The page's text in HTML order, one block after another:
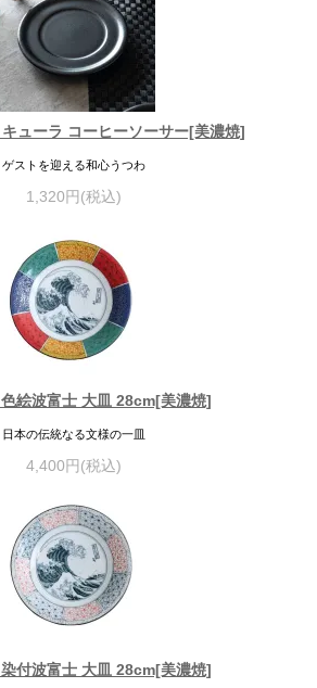
ューラ コーヒーソーサー[美濃焼]
ゲストを迎える和心うつわ
1,320円(税込)
絵波富士 大皿 28cm[美濃焼]
日本の伝統なる文様の一皿
4,400円(税込)
付波富士 大皿 28cm[美濃焼]